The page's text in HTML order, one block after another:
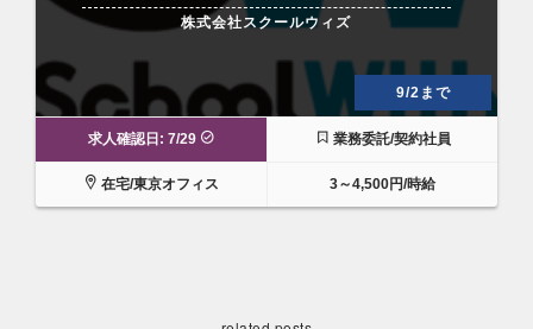
株式会社スクールウィズ
9/2まで
求人確認日: 7/29 業務委託/契約社員
在宅/東京オフィス 3～4,500円/時給